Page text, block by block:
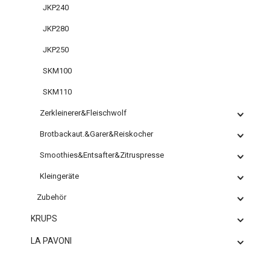
JKP240
JKP280
JKP250
SKM100
SKM110
Zerkleinerer&Fleischwolf
Brotbackaut.&Garer&Reiskocher
Smoothies&Entsafter&Zitruspresse
Kleingeräte
Zubehör
KRUPS
LA PAVONI